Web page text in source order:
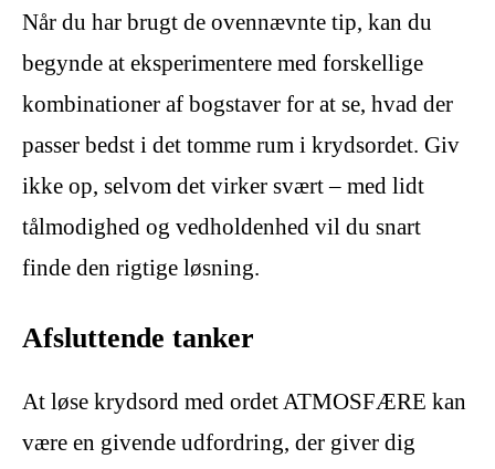
Når du har brugt de ovennævnte tip, kan du
begynde at eksperimentere med forskellige
kombinationer af bogstaver for at se, hvad der
passer bedst i det tomme rum i krydsordet. Giv
ikke op, selvom det virker svært – med lidt
tålmodighed og vedholdenhed vil du snart
finde den rigtige løsning.
Afsluttende tanker
At løse krydsord med ordet ATMOSFÆRE kan
være en givende udfordring, der giver dig